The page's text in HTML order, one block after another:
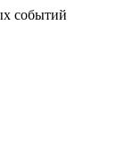
событий